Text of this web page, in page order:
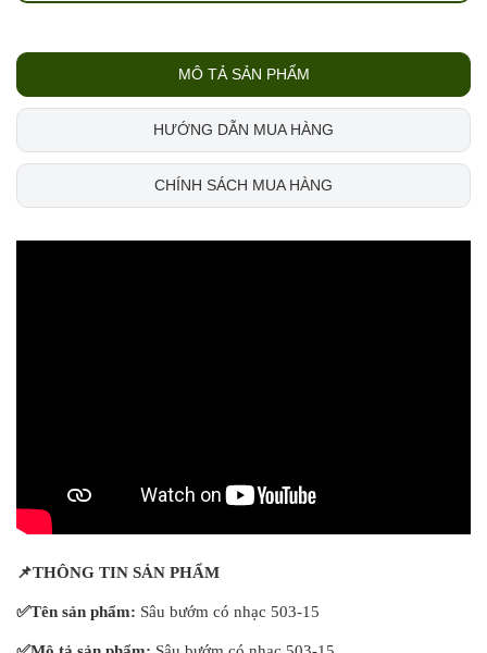
MÔ TẢ SẢN PHẨM
HƯỚNG DẪN MUA HÀNG
CHÍNH SÁCH MUA HÀNG
📌THÔNG TIN SẢN PHẨM
✅Tên sản phẩm: Sâu bướm có nhạc 503-15